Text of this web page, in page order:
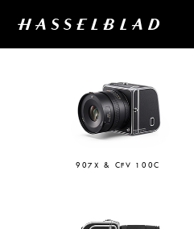
907X & CFV 100C